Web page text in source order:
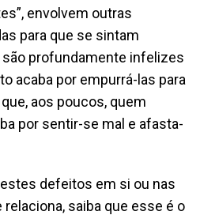
envolvem outras
para que se sintam
profundamente infelizes
acaba por empurrá-las para
aos poucos, quem
por sentir-se mal e afasta-
defeitos em si ou nas
saiba que esse é o